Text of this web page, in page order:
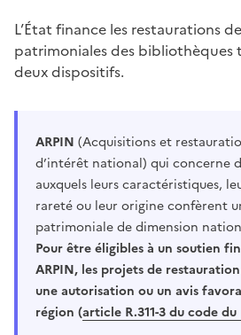
L’État finance les restaurations
patrimoniales des bibliothèques
deux dispositifs.
ARPIN (Acquisitions et
d’intérêt national) qui concerne
auxquels leurs caractéristiques,
rareté ou leur origine confèrent
patrimoniale de dimension
Pour être éligibles à un soutien
ARPIN, les projets de
une autorisation ou un avis
région (article R.311-3 du code